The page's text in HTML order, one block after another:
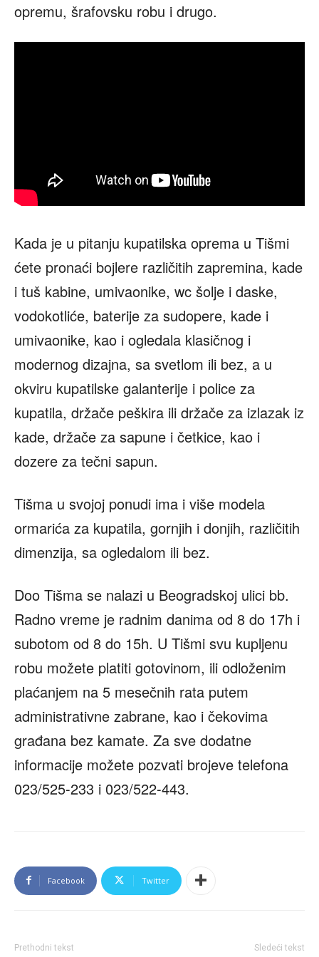
opremu, šrafovsku robu i drugo.
Kada je u pitanju kupatilska oprema u Tišmi
ćete pronaći bojlere različitih zapremina, kade
i tuš kabine, umivaonike, wc šolje i daske,
vodokotliće, baterije za sudopere, kade i
umivaonike, kao i ogledala klasičnog i
modernog dizajna, sa svetlom ili bez, a u
okviru kupatilske galanterije i police za
kupatila, držače peškira ili držače za izlazak iz
kade, držače za sapune i četkice, kao i
dozere za tečni sapun.
Tišma u svojoj ponudi ima i više modela
ormarića za kupatila, gornjih i donjih, različitih
dimenzija, sa ogledalom ili bez.
Doo Tišma se nalazi u Beogradskoj ulici bb.
Radno vreme je radnim danima od 8 do 17h i
subotom od 8 do 15h. U Tišmi svu kupljenu
robu možete platiti gotovinom, ili odloženim
plaćanjem na 5 mesečnih rata putem
administrativne zabrane, kao i čekovima
građana bez kamate. Za sve dodatne
informacije možete pozvati brojeve telefona
023/525-233 i 023/522-443.
Facebook Twitter
Prethodni tekst Sledeći tekst